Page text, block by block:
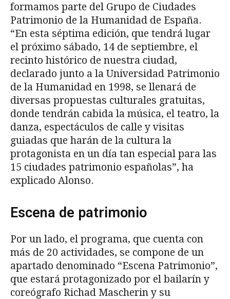
formamos parte del Grupo de Ciudades
Patrimonio de la Humanidad de España.
“En esta séptima edición, que tendrá lugar
el próximo sábado, 14 de septiembre, el
recinto histórico de nuestra ciudad,
declarado junto a la Universidad Patrimonio
de la Humanidad en 1998, se llenará de
diversas propuestas culturales gratuitas,
donde tendrán cabida la música, el teatro, la
danza, espectáculos de calle y visitas
guiadas que harán de la cultura la
protagonista en un día tan especial para las
15 ciudades patrimonio españolas”, ha
explicado Alonso.
Escena de patrimonio
Por un lado, el programa, que cuenta con
más de 20 actividades, se compone de un
apartado denominado “Escena Patrimonio”,
que estará protagonizado por el bailarín y
coreógrafo Richad Mascherin y su